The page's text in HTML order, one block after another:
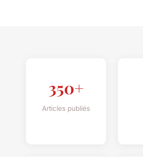
350+
Articles publiés